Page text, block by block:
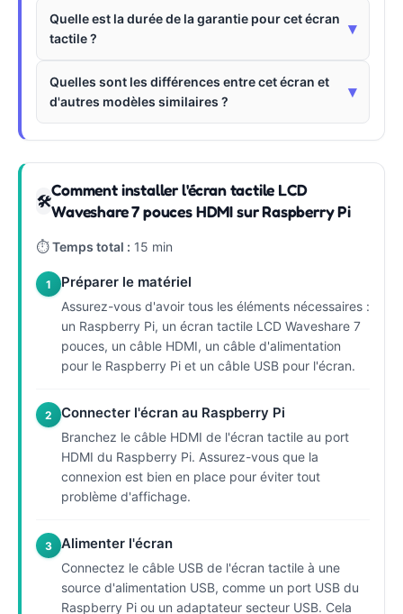
Quelle est la durée de la garantie pour cet écran
tactile ?
▾
Quelles sont les différences entre cet écran et
d'autres modèles similaires ?
▾
🛠
Comment installer l'écran tactile LCD
Waveshare 7 pouces HDMI sur Raspberry Pi
⏱Temps total : 15 min
1 Préparer le matériel
Assurez-vous d'avoir tous les éléments nécessaires :
un Raspberry Pi, un écran tactile LCD Waveshare 7
pouces, un câble HDMI, un câble d'alimentation
pour le Raspberry Pi et un câble USB pour l'écran.
2 Connecter l'écran au Raspberry Pi
Branchez le câble HDMI de l'écran tactile au port
HDMI du Raspberry Pi. Assurez-vous que la
connexion est bien en place pour éviter tout
problème d'affichage.
3 Alimenter l'écran
Connectez le câble USB de l'écran tactile à une
source d'alimentation USB, comme un port USB du
Raspberry Pi ou un adaptateur secteur USB. Cela